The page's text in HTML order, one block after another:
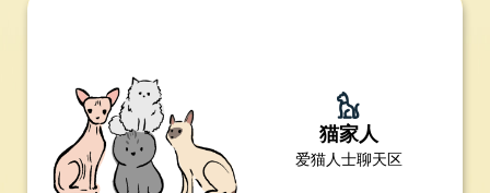
猫家人
爱猫人士聊天区